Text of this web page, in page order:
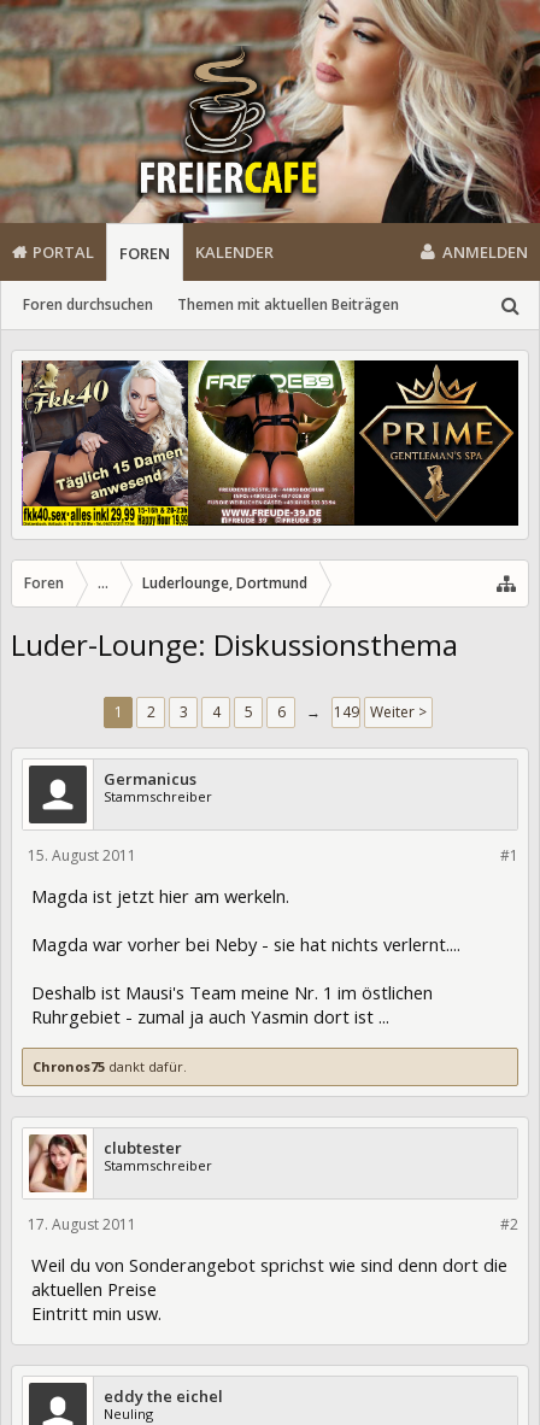
PORTAL FOREN
Foren durchsuchen Themen mit aktuellen Beiträgen
KALENDER ANMELDEN
Foren ... Luderlounge, Dortmund
Luder-Lounge: Diskussionsthema
1 2 3 4 5 6 → 149 Weiter >
Germanicus
Stammschreiber
#1
15. August 2011
Magda ist jetzt hier am werkeln.
Magda war vorher bei Neby - sie hat nichts verlernt....
Deshalb ist Mausi's Team meine Nr. 1 im östlichen
Ruhrgebiet - zumal ja auch Yasmin dort ist ...
Chronos75 dankt dafür.
clubtester
Stammschreiber
#2
17. August 2011
Weil du von Sonderangebot sprichst wie sind denn dort die
aktuellen Preise
Eintritt min usw.
eddy the eichel
Neuling